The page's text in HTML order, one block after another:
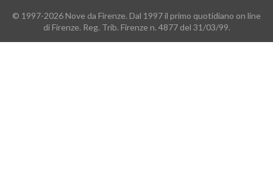
© 1997-2026 Nove da Firenze. Dal 1997 il primo quotidiano on line
di Firenze. Reg. Trib. Firenze n. 4877 del 31/03/99.